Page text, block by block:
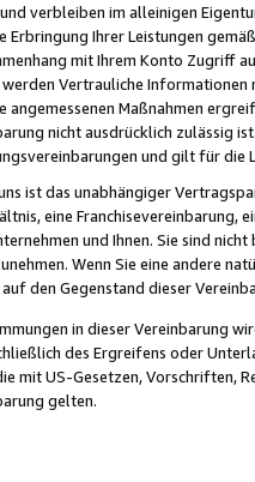
verbleiben im alleinigen
Erbringung Ihrer Leistungen
mit Ihrem Konto
Vertrauliche
angemessenen Maßnahmen
nicht ausdrücklich zulässig
und gilt für die
ist das unabhängiger
eine Franchisevereinbarung,
und Ihnen. Sie sind
Wenn Sie eine andere
den Gegenstand dieser
in dieser Vereinbarung
des Ergreifens oder
mit US-Gesetzen, Vorschriften,
gelten.